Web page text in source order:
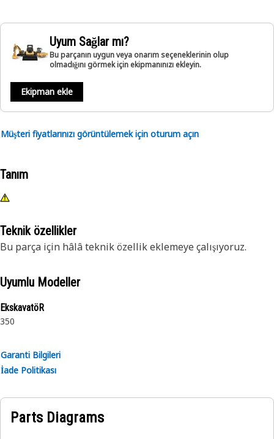
Uyum Sağlar mı?
Bu parçanın uygun veya onarım seçeneklerinin olup
olmadığını görmek için ekipmanınızı ekleyin.
Ekipman ekle
Müşteri fiyatlarınızı görüntülemek için oturum açın
Tanım
Teknik özellikler
Bu parça için hâlâ teknik özellik eklemeye çalışıyoruz.
Uyumlu Modeller
EkskavatöR
350
Garanti Bilgileri
İade Politikası
Parts Diagrams